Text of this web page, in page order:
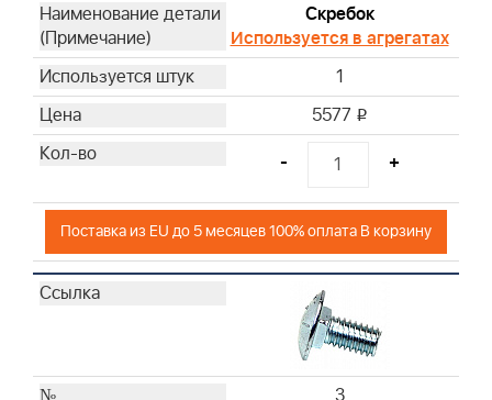
Скребок
Используется в агрегатах
1
5577 i
- +
Поставка из EU до 5 месяцев 100% оплата В корзину